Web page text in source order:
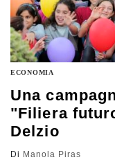
ECONOMIA
Una
"Filiera
Delzio
Di Manola Piras